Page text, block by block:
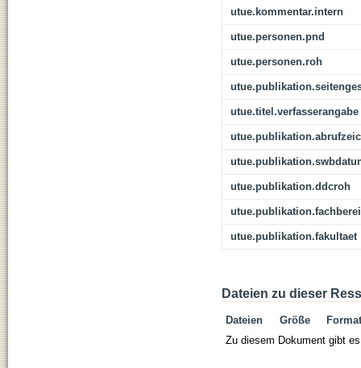
utue.kommentar.intern
utue.personen.pnd
utue.personen.roh
utue.titel.verfasserangabe
utue.publikation.ddcroh
utue.publikation.fakultaet
Dateien zu dieser
Dateien Größe
Format
Zu diesem Dokument gibt